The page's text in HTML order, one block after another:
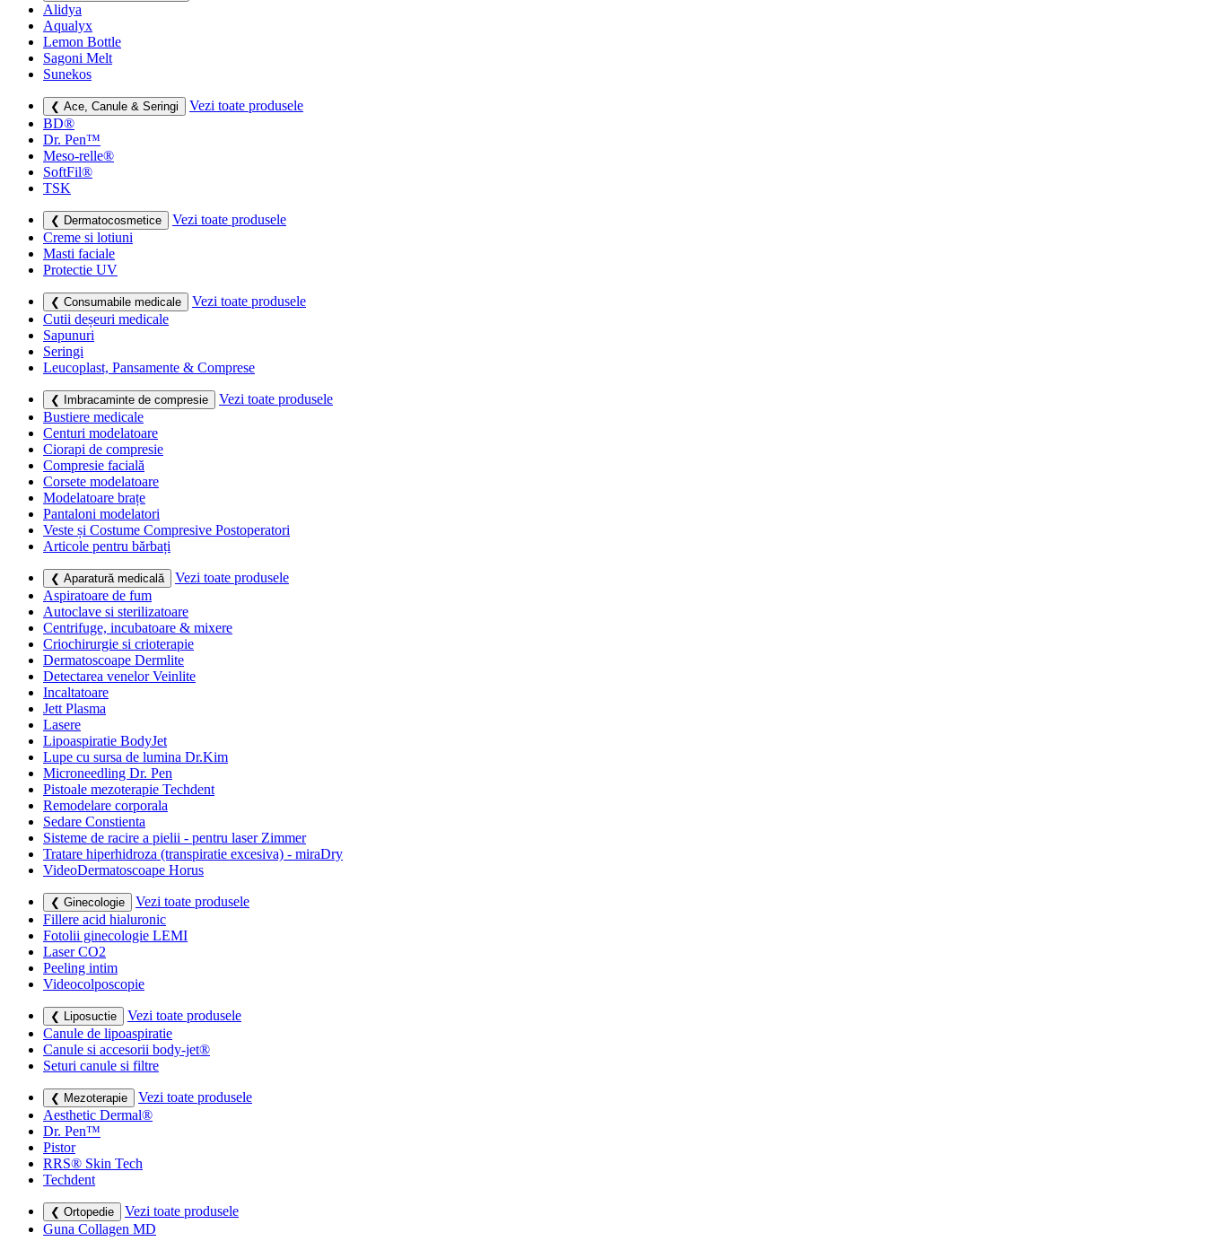
Alidya
Aqualyx
Lemon Bottle
Sagoni Melt
Sunekos
❮ Ace, Canule & Seringi
Vezi toate produsele
BD®
Dr. Pen™
Meso-relle®
SoftFil®
TSK
❮ Dermatocosmetice
Vezi toate produsele
Creme si lotiuni
Masti faciale
Protectie UV
❮ Consumabile medicale
Vezi toate produsele
Cutii deșeuri medicale
Sapunuri
Seringi
Leucoplast, Pansamente & Comprese
❮ Imbracaminte de compresie
Vezi toate produsele
Bustiere medicale
Centuri modelatoare
Ciorapi de compresie
Compresie facială
Corsete modelatoare
Modelatoare brațe
Pantaloni modelatori
Veste și Costume Compresive Postoperatori
Articole pentru bărbați
❮ Aparatură medicală
Vezi toate produsele
Aspiratoare de fum
Autoclave si sterilizatoare
Centrifuge, incubatoare & mixere
Criochirurgie si crioterapie
Dermatoscoape Dermlite
Detectarea venelor Veinlite
Incaltatoare
Jett Plasma
Lasere
Lipoaspiratie BodyJet
Lupe cu sursa de lumina Dr.Kim
Microneedling Dr. Pen
Pistoale mezoterapie Techdent
Remodelare corporala
Sedare Constienta
Sisteme de racire a pielii - pentru laser Zimmer
Tratare hiperhidroza (transpiratie excesiva) - miraDry
VideoDermatoscoape Horus
❮ Ginecologie
Vezi toate produsele
Fillere acid hialuronic
Fotolii ginecologie LEMI
Laser CO2
Peeling intim
Videocolposcopie
❮ Liposuctie
Vezi toate produsele
Canule de lipoaspiratie
Canule si accesorii body-jet®
Seturi canule si filtre
❮ Mezoterapie
Vezi toate produsele
Aesthetic Dermal®
Dr. Pen™
Pistor
RRS® Skin Tech
Techdent
❮ Ortopedie
Vezi toate produsele
Guna Collagen MD